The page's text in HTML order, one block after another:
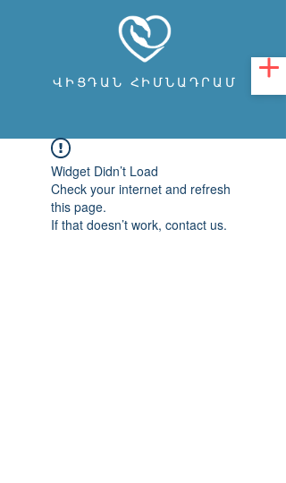
ՎԻՑԴԱՆ ՀԻՄՆԱԴՐԱՄ
Widget Didn’t Load
Check your internet and refresh
this page.
If that doesn’t work, contact us.